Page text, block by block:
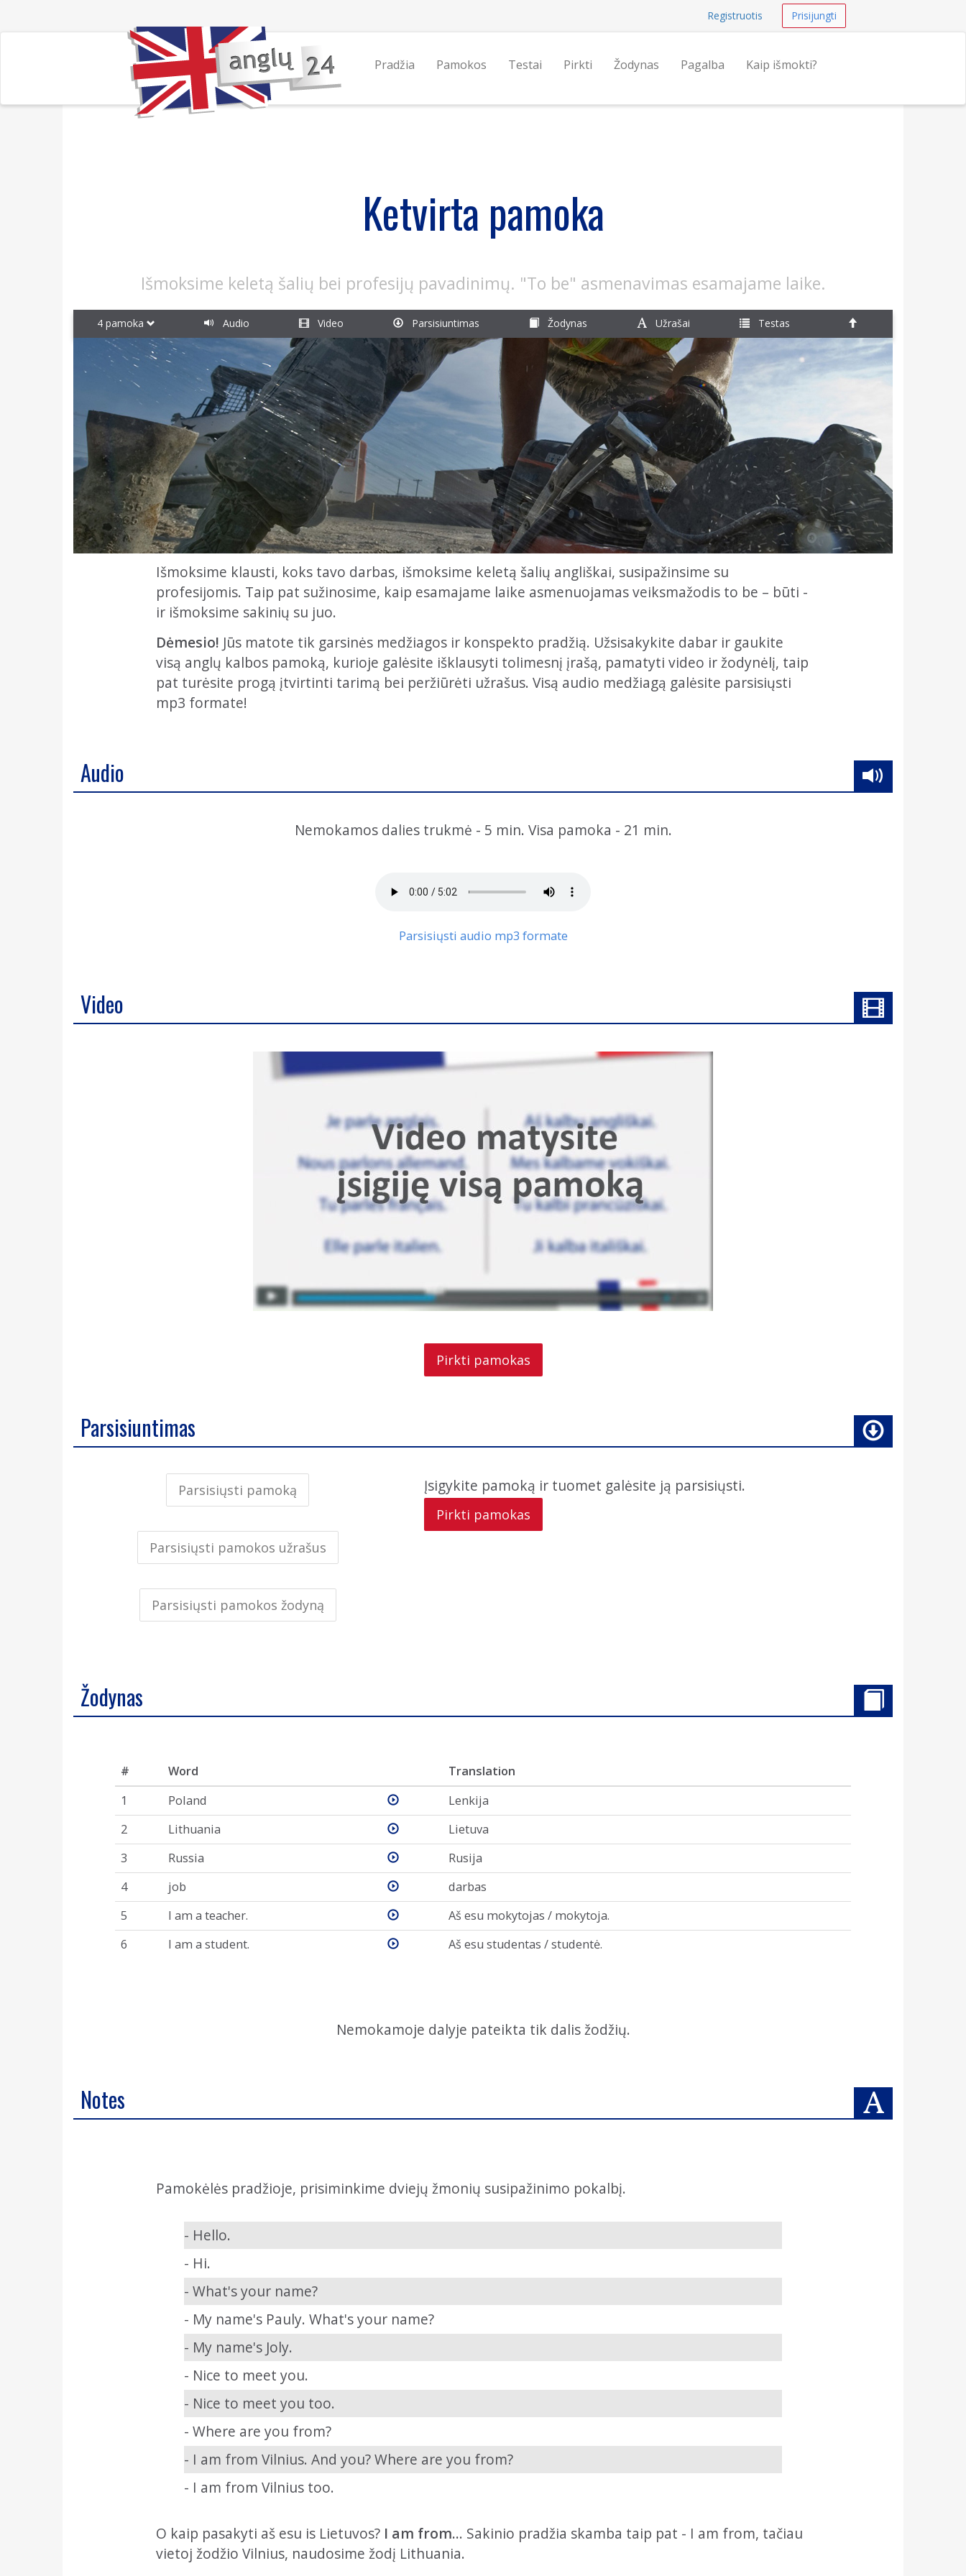
Registruotis Prisijungti
Pradžia Pamokos Testai Pirkti Žodynas Pagalba Kaip išmokti?
Ketvirta pamoka
Išmoksime keletą šalių bei profesijų pavadinimų. "To be" asmenavimas esamajame laike.
4 pamoka Audio Video Parsisiuntimas Žodynas Užrašai Testas
Išmoksime klausti, koks tavo darbas, išmoksime keletą šalių angliškai, susipažinsime su
profesijomis. Taip pat sužinosime, kaip esamajame laike asmenuojamas veiksmažodis to be – būti -
ir išmoksime sakinių su juo.
Dėmesio! Jūs matote tik garsinės medžiagos ir konspekto pradžią. Užsisakykite dabar ir gaukite
visą anglų kalbos pamoką, kurioje galėsite išklausyti tolimesnį įrašą, pamatyti video ir žodynėlį, taip
pat turėsite progą įtvirtinti tarimą bei peržiūrėti užrašus. Visą audio medžiagą galėsite parsisiųsti
mp3 formate!
Audio
Nemokamos dalies trukmė - 5 min. Visa pamoka - 21 min.
Parsisiųsti audio mp3 formate
Video
Pirkti pamokas
Parsisiuntimas
Parsisiųsti pamoką
Parsisiųsti pamokos užrašus
Parsisiųsti pamokos žodyną
Įsigykite pamoką ir tuomet galėsite ją parsisiųsti.
Pirkti pamokas
Žodynas
# Word
Translation
1
Poland
Lenkija
2
Lithuania
Lietuva
3
Russia
Rusija
4
job
darbas
5
I am a teacher.
Aš esu mokytojas / mokytoja.
6
I am a student. Aš esu studentas / studentė.
Nemokamoje dalyje pateikta tik dalis žodžių.
Notes
Pamokėlės pradžioje, prisiminkime dviejų žmonių susipažinimo pokalbį.
- Hello.
- Hi.
- What's your name?
- My name's Pauly. What's your name?
- My name's Joly.
- Nice to meet you.
- Nice to meet you too.
- Where are you from?
- I am from Vilnius. And you? Where are you from?
- I am from Vilnius too.
O kaip pasakyti aš esu is Lietuvos? I am from... Sakinio pradžia skamba taip pat - I am from, tačiau
vietoj žodžio Vilnius, naudosime žodį Lithuania.